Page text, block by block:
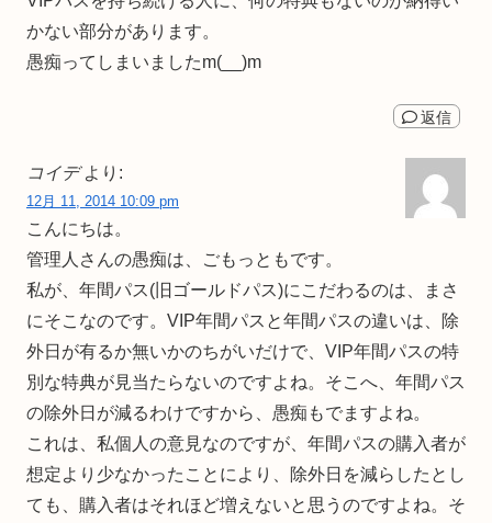
かない部分があります。
愚痴ってしまいましたm(__)m
返信
コイデ より:
12月 11, 2014 10:09 pm
こんにちは。
管理人さんの愚痴は、ごもっともです。
私が、年間パス(旧ゴールドパス)にこだわるのは、まさ
にそこなのです。VIP年間パスと年間パスの違いは、除
外日が有るか無いかのちがいだけで、VIP年間パスの特
別な特典が見当たらないのですよね。そこへ、年間パス
の除外日が減るわけですから、愚痴もでますよね。
これは、私個人の意見なのですが、年間パスの購入者が
想定より少なかったことにより、除外日を減らしたとし
ても、購入者はそれほど増えないと思うのですよね。そ